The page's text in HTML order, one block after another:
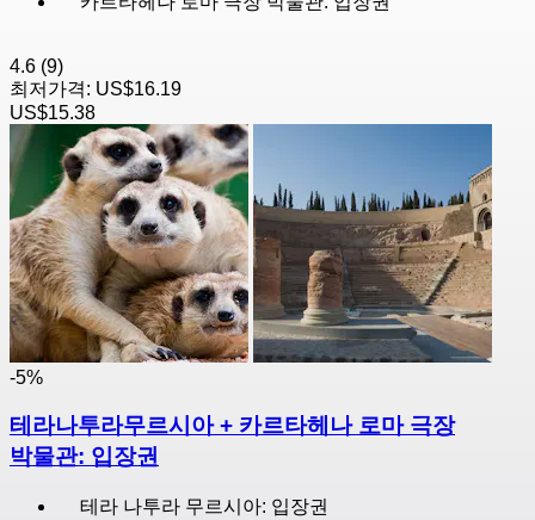
4.6 (9)
최저가격: US$16.19
US$15.38
-5%
테라나투라무르시아 + 카르타헤나 로마 극장
박물관: 입장권
테라 나투라 무르시아: 입장권